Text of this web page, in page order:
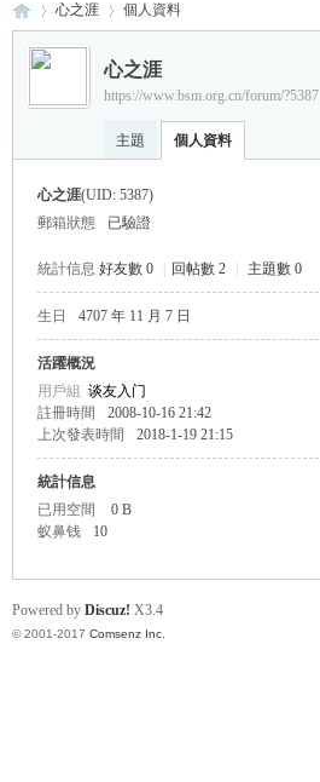
›
心之涯 個人資料
心之涯
https://www.bsm.org.cn/forum/?5387
主題 個人資料
心之涯(UID: 5387)
郵箱狀態
已驗證
統計信息 好友數 0 回帖數 2 主題數 0
生日 4707 年 11 月 7 日
活躍概況
用戶組 谈友入门
註冊時間
2008-10-16 21:42
上次發表時間
2018-1-19 21:15
統計信息
已用空間
0 B
蚁鼻钱
10
Powered by Discuz! X3.4
© 2001-2017 Comsenz Inc.